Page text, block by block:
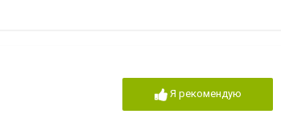
Я рекомендую